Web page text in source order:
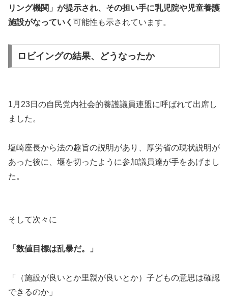
リング機関」が提示され、その担い手に乳児院や児童養護
施設がなっていく 可能性も示されています。
ロビイングの結果、どうなったか
1月23日の自民党内社会的養護議員連盟に呼ばれて出席し
ました。
塩崎座長から法の趣旨の説明があり、厚労省の現状説明が
あった後に、堰を切ったように参加議員達が手をあげまし
た。
そして次々に
「数値目標は乱暴だ。」
「（施設が良いとか里親が良いとか）子どもの意思は確認
できるのか」